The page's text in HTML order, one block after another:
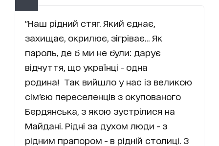
"Наш рідний стяг. Який єднає,
захищає, окрилює, зігріває… Як
пароль, де б ми не були: дарує
відчуття, що українці - одна
родина! Так вийшло у нас із великою
сім‘єю переселенців з окупованого
Бердянська, з якою зустрілися на
Майдані. Рідні за духом люди - з
рідним прапором - в рідній столиці. З